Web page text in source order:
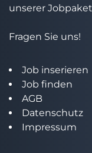
unserer
Fragen Sie uns!
Job inserieren
Job finden
AGB
Datenschutz
Impressum